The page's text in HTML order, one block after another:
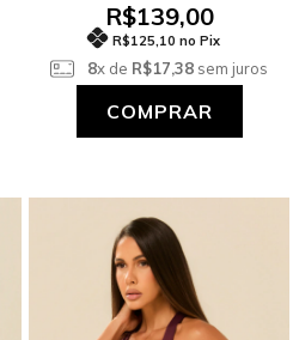
R$139,00
R$125,10 no Pix
8x de R$17,38sem juros
COMPRAR